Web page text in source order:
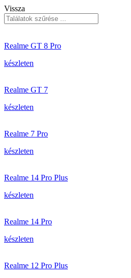
Vissza
Realme GT 8 Pro
készleten
Realme GT 7
készleten
Realme 7 Pro
készleten
Realme 14 Pro Plus
készleten
Realme 14 Pro
készleten
Realme 12 Pro Plus